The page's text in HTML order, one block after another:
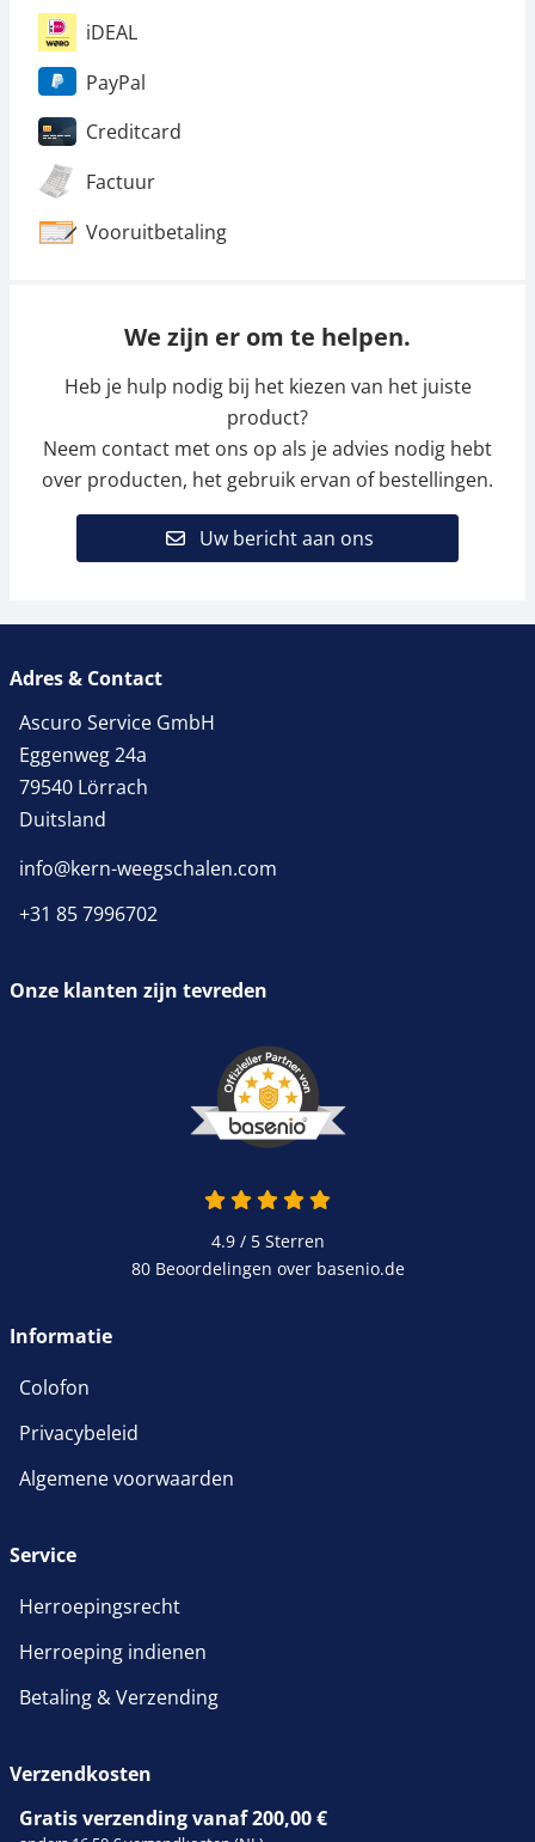
iDEAL
PayPal
Creditcard
Factuur
Vooruitbetaling
We zijn er om te helpen.
Heb je hulp nodig bij het kiezen van het juiste
product?
Neem contact met ons op als je advies nodig hebt
over producten, het gebruik ervan of bestellingen.
Uw bericht aan ons
Adres & Contact
Ascuro Service GmbH
Eggenweg 24a
79540 Lörrach
Duitsland
info@kern-weegschalen.com
+31 85 7996702
Onze klanten zijn tevreden
4.9 van 5
4.9 / 5Sterren
80 Beoordelingen over basenio.de
Informatie
Colofon
Privacybeleid
Algemene voorwaarden
Service
Herroepingsrecht
Herroeping indienen
Betaling & Verzending
Verzendkosten
Gratis verzending vanaf 200,00 €